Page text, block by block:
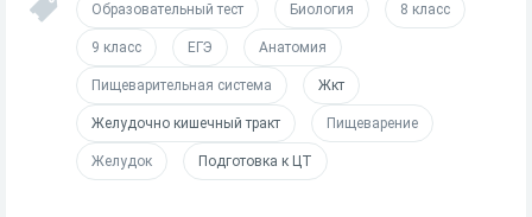
Образовательный тест Биология 8 класс
9 класс ЕГЭ Анатомия
Пищеварительная система Жкт
Желудочно кишечный тракт Пищеварение
Желудок Подготовка к ЦТ